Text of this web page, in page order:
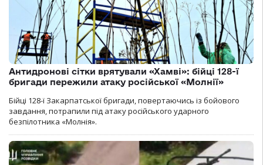
Антидронові сітки врятували «Хамві»: бійці 128-ї
бригади пережили атаку російської «Молнії»
Бійці 128-ї Закарпатської бригади, повертаючись із бойового
завдання, потрапили під атаку російського ударного
безпілотника «Молнія».